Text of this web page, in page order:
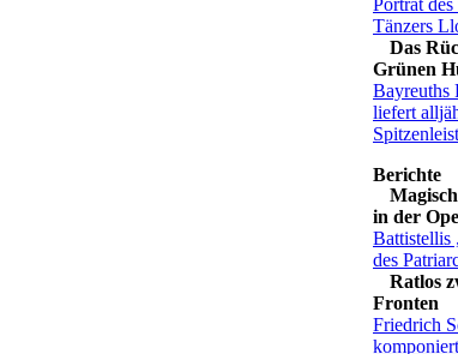
Porträt
Tänzers
Das
Grünen
Bayreuths
liefert
in der
Battistellis
des
Ratlos
Fronten
Friedrich